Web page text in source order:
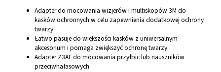
Adapter do mocowania wizjerów i multiskopów 3M do
kasków ochronnych w celu zapewnienia dodatkowej ochrony
twarzy
Łatwo pasuje do większości kasków z uniwersalnym
akcesorium i pomaga zwiększyć ochronę twarzy.
Adapter Z3AF do mocowania przyłbic lub nauszników
przeciwhałasowych